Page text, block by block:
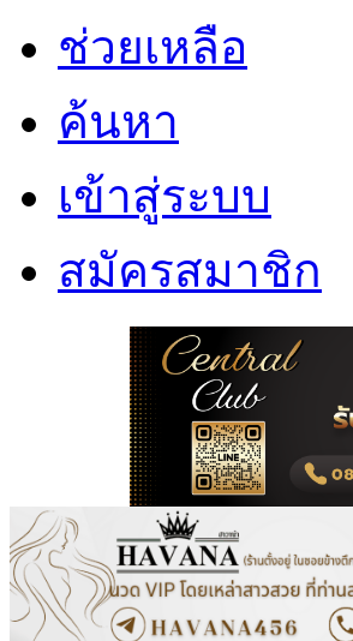
ช่วยเหลือ
ค้นหา
เข้าสู่ระบบ
สมัครสมาชิก